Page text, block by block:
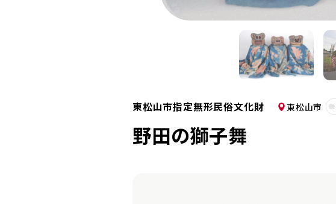
東松山市
東松山市指定無形民俗文化財
野田の獅子舞